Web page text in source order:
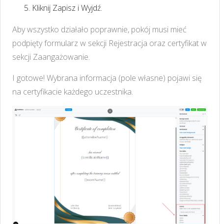
Kliknij Zapisz i Wyjdź.
Aby wszystko działało poprawnie, pokój musi mieć
podpięty formularz w sekcji Rejestracja oraz certyfikat w
sekcji Zaangażowanie.
I gotowe! Wybrana informacja (pole własne) pojawi się
na certyfikacie każdego uczestnika.